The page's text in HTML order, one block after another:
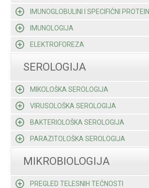
IMUNOGLOBULINI I SPECIFIČNI PROTEINI
IMUNOLOGIJA
ELEKTROFOREZA
SEROLOGIJA
MIKOLOŠKA SEROLOGIJA
VIRUSOLOŠKA SEROLOGIJA
BAKTERIOLOŠKA SEROLOGIJA
PARAZITOLOŠKA SEROLOGIJA
MIKROBIOLOGIJA
PREGLED TELESNIH TEČNOSTI